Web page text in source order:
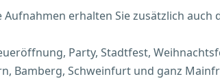
erhalten Sie zusätzlich auch
Party, Stadtfest,
Bamberg, Schweinfurt und ganz